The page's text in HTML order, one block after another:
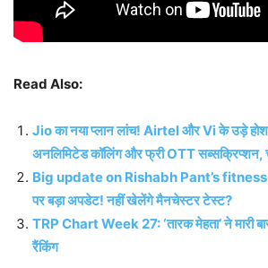
Read Also:
Jio का नया प्लान लांच! Airtel और Vi के उड़े
अनलिमिटेड कॉलिंग और फ्री OTT सब्सक्रिप्शन,
Big update on Rishabh Pant’s fitness
पर बड़ा अपडेट! नहीं खेलेंगे मैनचेस्टर टेस्ट?
TRP Chart Week 27: ‘तारक मेहता’ ने मारी
रैंकिंग